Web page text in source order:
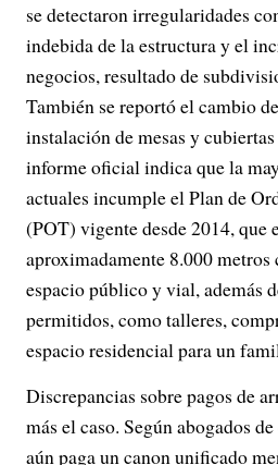
se detectaron irregularidades
indebida de la estructura y el
negocios, resultado de
También se reportó el cambio
instalación de mesas y
informe oficial indica que la
actuales incumple el Plan de
(POT) vigente desde 2014, que
aproximadamente 8.000 metros
espacio público y vial, además
permitidos, como talleres,
espacio residencial para un
Discrepancias sobre pagos de
más el caso. Según abogados
aún paga un canon unificado